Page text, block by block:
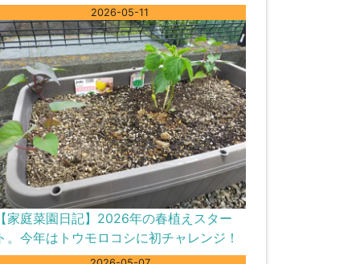
2026-05-11
家庭菜園日記】2026年の春植えスター
。今年はトウモロコシに初チャレンジ！